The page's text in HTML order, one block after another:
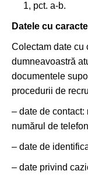
1, pct. a-b.
Datele cu
Colectam date cu
dumneavoastră
documentele
procedurii de
– date de contact:
numărul de
– date de
– date privind